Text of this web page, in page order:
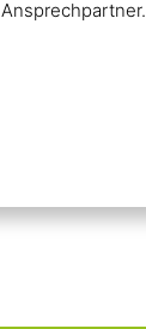
Ansprechpartner.